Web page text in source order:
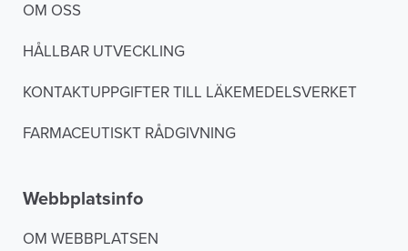
OM OSS
HÅLLBAR UTVECKLING
KONTAKTUPPGIFTER TILL LÄKEMEDELSVERKET
FARMACEUTISKT RÅDGIVNING
Webbplatsinfo
OM WEBBPLATSEN